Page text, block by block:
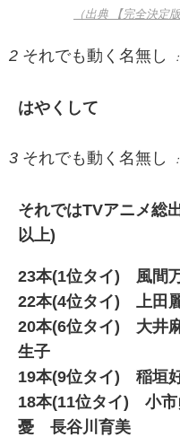
（出典 【完全決定
2 それでも動く名無し
はやくして
3 それでも動く名無し
それではTVアニメ総
以上)
23本(1位タイ) 風間
22本(4位タイ) 上田
20本(6位タイ) 大井
生子
19本(9位タイ) 稲垣
18本(11位タイ) 小
憂 長谷川育美